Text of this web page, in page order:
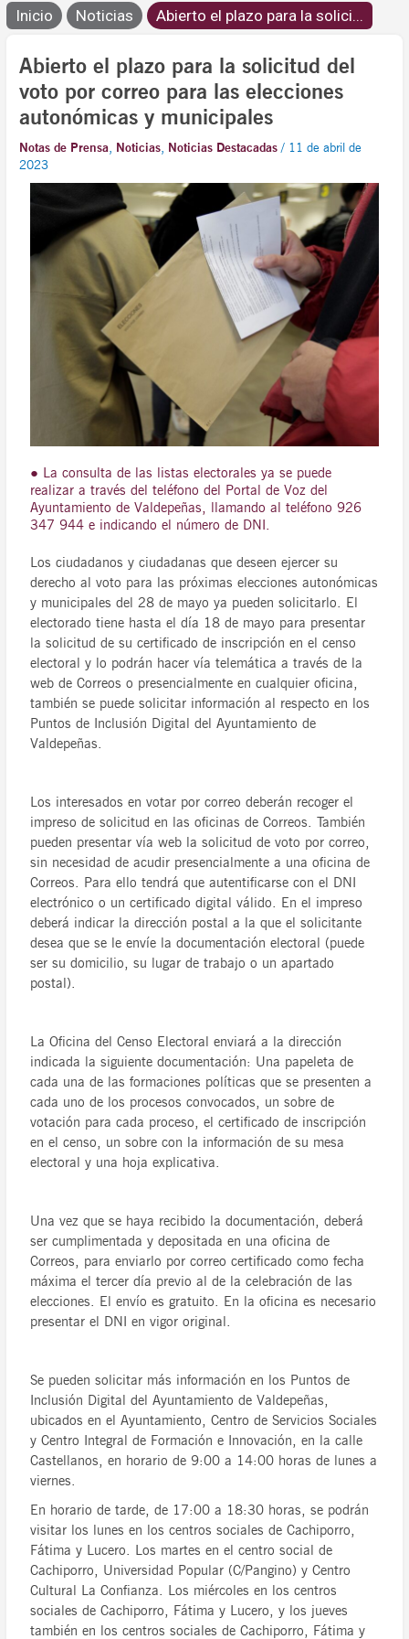
Inicio Noticias Abierto el plazo para la solici...
Abierto el plazo para la solicitud del
voto por correo para las elecciones
autonómicas y municipales
Notas de Prensa, Noticias, Noticias Destacadas / 11 de abril de
2023
● La consulta de las listas electorales ya se puede
realizar a través del teléfono del Portal de Voz del
Ayuntamiento de Valdepeñas, llamando al teléfono 926
347 944 e indicando el número de DNI.
Los ciudadanos y ciudadanas que deseen ejercer su
derecho al voto para las próximas elecciones autonómicas
y municipales del 28 de mayo ya pueden solicitarlo. El
electorado tiene hasta el día 18 de mayo para presentar
la solicitud de su certificado de inscripción en el censo
electoral y lo podrán hacer vía telemática a través de la
web de Correos o presencialmente en cualquier oficina,
también se puede solicitar información al respecto en los
Puntos de Inclusión Digital del Ayuntamiento de
Valdepeñas.
Los interesados en votar por correo deberán recoger el
impreso de solicitud en las oficinas de Correos. También
pueden presentar vía web la solicitud de voto por correo,
sin necesidad de acudir presencialmente a una oficina de
Correos. Para ello tendrá que autentificarse con el DNI
electrónico o un certificado digital válido. En el impreso
deberá indicar la dirección postal a la que el solicitante
desea que se le envíe la documentación electoral (puede
ser su domicilio, su lugar de trabajo o un apartado
postal).
La Oficina del Censo Electoral enviará a la dirección
indicada la siguiente documentación: Una papeleta de
cada una de las formaciones políticas que se presenten a
cada uno de los procesos convocados, un sobre de
votación para cada proceso, el certificado de inscripción
en el censo, un sobre con la información de su mesa
electoral y una hoja explicativa.
Una vez que se haya recibido la documentación, deberá
ser cumplimentada y depositada en una oficina de
Correos, para enviarlo por correo certificado como fecha
máxima el tercer día previo al de la celebración de las
elecciones. El envío es gratuito. En la oficina es necesario
presentar el DNI en vigor original.
Se pueden solicitar más información en los Puntos de
Inclusión Digital del Ayuntamiento de Valdepeñas,
ubicados en el Ayuntamiento, Centro de Servicios Sociales
y Centro Integral de Formación e Innovación, en la calle
Castellanos, en horario de 9:00 a 14:00 horas de lunes a
viernes.
En horario de tarde, de 17:00 a 18:30 horas, se podrán
visitar los lunes en los centros sociales de Cachiporro,
Fátima y Lucero. Los martes en el centro social de
Cachiporro, Universidad Popular (C/Pangino) y Centro
Cultural La Confianza. Los miércoles en los centros
sociales de Cachiporro, Fátima y Lucero, y los jueves
también en los centros sociales de Cachiporro, Fátima y